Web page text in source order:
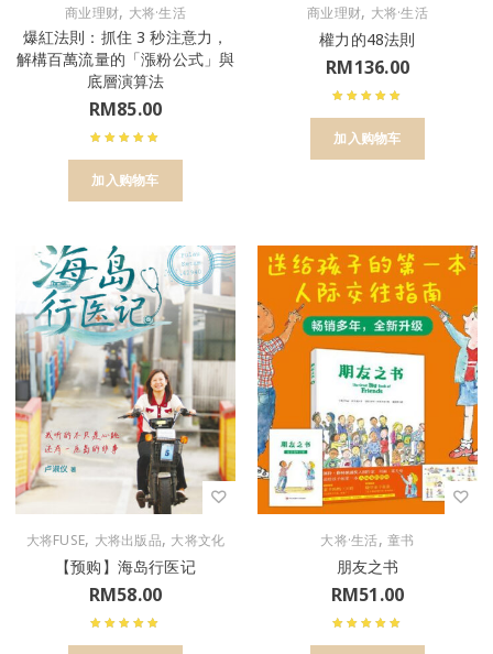
商业理财, 大将·生活
爆紅法則：抓住 3 秒注意力，
解構百萬流量的「漲粉公式」與
底層演算法
RM85.00
加入购物车
商业理财, 大将·生活
權力的48法則
RM136.00
加入购物车
大将FUSE, 大将出版品, 大将文化
【预购】海岛行医记
RM58.00
大将·生活,童书
朋友之书
RM51.00